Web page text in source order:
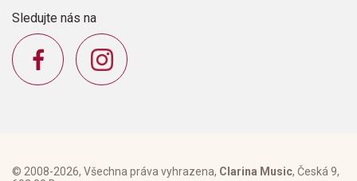
Sledujte nás na
© 2008-2026, Všechna práva vyhrazena, Clarina Music, Česká 9,